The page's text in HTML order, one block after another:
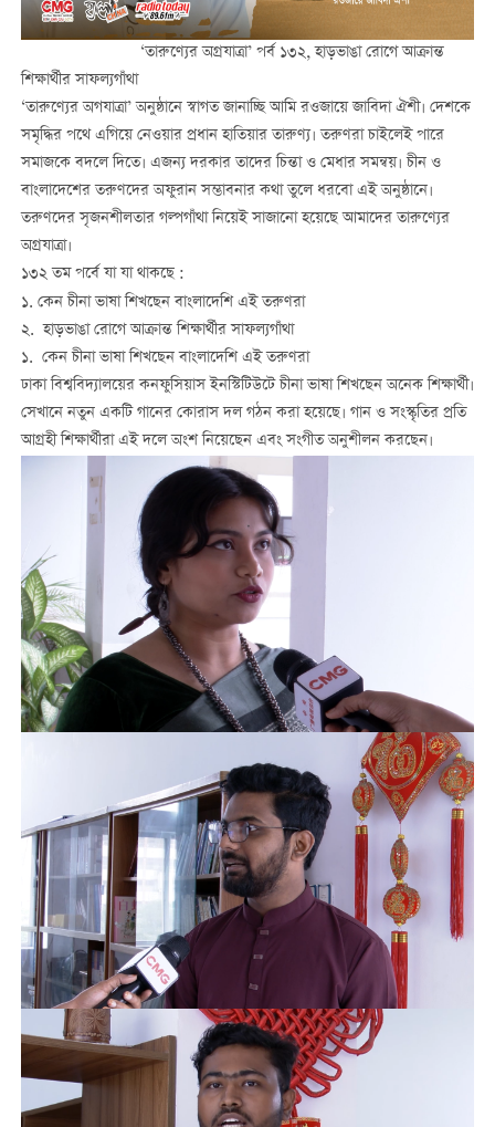
‘তারুণ্যের অগ্রযাত্রা’ পর্ব ১৩২, হাড়ভাঙা রোগে আক্রান্ত
শিক্ষার্থীর সাফল্যগাঁথা
‘তারুণ্যের অগযাত্রা’ অনুষ্ঠানে স্বাগত জানাচ্ছি আমি রওজায়ে জাবিদা ঐশী। দেশকে
সমৃদ্ধির পথে এগিয়ে নেওয়ার প্রধান হাতিয়ার তারুণ্য। তরুণরা চাইলেই পারে
সমাজকে বদলে দিতে। এজন্য দরকার তাদের চিন্তা ও মেধার সমন্বয়। চীন ও
বাংলাদেশের তরুণদের অফুরান সম্ভাবনার কথা তুলে ধরবো এই অনুষ্ঠানে।
তরুণদের সৃজনশীলতার গল্পগাঁথা নিয়েই সাজানো হয়েছে আমাদের তারুণ্যের
অগ্রযাত্রা।
১৩২ তম পর্বে যা যা থাকছে :
১. কেন চীনা ভাষা শিখছেন বাংলাদেশি এই তরুণরা
২. হাড়ভাঙা রোগে আক্রান্ত শিক্ষার্থীর সাফল্যগাঁথা
১. কেন চীনা ভাষা শিখছেন বাংলাদেশি এই তরুণরা
ঢাকা বিশ্ববিদ্যালয়ের কনফুসিয়াস ইনস্টিটিউটে চীনা ভাষা শিখছেন অনেক শিক্ষার্থী।
সেখানে নতুন একটি গানের কোরাস দল গঠন করা হয়েছে। গান ও সংস্কৃতির প্রতি
আগ্রহী শিক্ষার্থীরা এই দলে অংশ নিয়েছেন এবং সংগীত অনুশীলন করছেন।